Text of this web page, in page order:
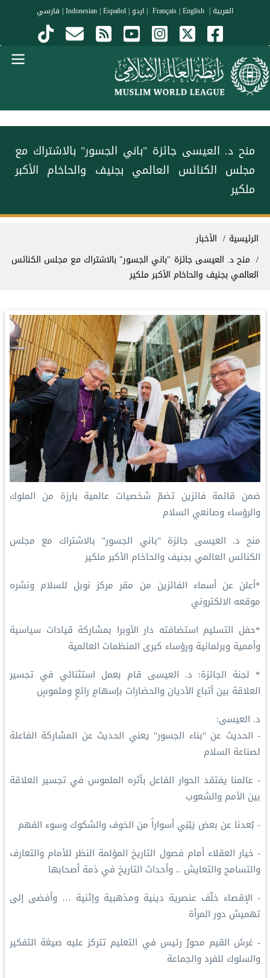
تجاوز إلى المحتوى الرئيسي
العربية|
|English
| اردو|
Indonesian |Español
| فارسي
منح د. العيسى جائزة "باني الجسور" بالاشتراك مع
مجلس الكنائس العالمي بجنيف والحاخام الأكبر
ملكير
مسار التنقل
الرئيسية
الأخبار
منح د. العيسى جائزة "باني الجسور" بالاشتراك مع مجلس الكنائس
العالمي بجنيف والحاخام الأكبر ملكير
ضمن قائمة فائزين تضمّ شخصيات عالمية بارزة من الملوك
والرؤساء وصانعي السلام
منح د. العيسى جائزة "باني الجسور" بالاشتراك مع مجلس
الكنائس العالمي بجنيف والحاخام الأكبر ملكير
*أعلن عن أسماء الفائزين من مقر مركز نوبل للسلام ونشره
موقعه الالكتروني
*حفل التسليم استضافته دار الأوبرا بمشاركة قيادات سياسية
وأممية وبرلمانية ورؤساء كبرى المنظمات العالمية
* لجنة الجائزة: د. العيسى قام بعمل استثنائي في تجسير
العلاقة بين أتباع الأديان والحضارات بإسهامٍ رائعٍ وملموسٍ
د. العيسى:
- الحديث عن "بناء الجسور" يعني الحديث عن المشاركة الفاعلة
لصناعة السلام
- عالمنا يفتقد الحوار الفاعل بأثره الملموس في تجسير العلاقة
بين الأمم والشعوب
- بُعدنا عن بعض يَبْنِي أسواراً من الخوف والشكوك وسوء الفهم
- خيار العقلاء أمام فصول التاريخ المؤلمة النظر للأمام والتعارف
والتسامح والتعايش .. وأحداث التاريخ في ذمة أصحابها
- الإقصاء خلّف عنصرية دينية ومذهبية وإثنية … وأفضى إلى
تهميش دور المرأة
- غرسُ القيم محورٌ رئيس في التعليم تتركز عليه صيغة التفكير
والسلوك للفرد والجماعة